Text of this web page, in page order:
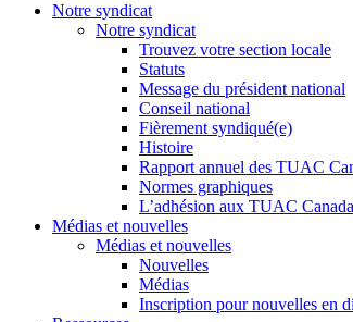
Notre syndicat
Notre syndicat
Trouvez votre section locale
Statuts
Message du président national
Conseil national
Fièrement syndiqué(e)
Histoire
Rapport annuel des TUAC
Normes graphiques
L’adhésion aux TUAC Canada
Médias et nouvelles
Médias et nouvelles
Nouvelles
Médias
Inscription pour nouvelles en